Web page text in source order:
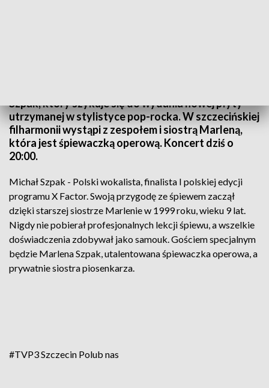
Szpak, który szykuje się do wydania nowej płyty
utrzymanej w stylistyce pop-rocka. W szczecińskiej
filharmonii wystąpi z zespołem i siostrą Marleną,
która jest śpiewaczką operową. Koncert dziś o
20:00.
Michał Szpak - Polski wokalista, finalista I polskiej edycji
programu X Factor. Swoją przygodę ze śpiewem zaczął
dzięki starszej siostrze Marlenie w 1999 roku, wieku 9 lat.
Nigdy nie pobierał profesjonalnych lekcji śpiewu, a wszelkie
doświadczenia zdobywał jako samouk. Gościem specjalnym
będzie Marlena Szpak, utalentowana śpiewaczka operowa, a
prywatnie siostra piosenkarza.
#TVP3 Szczecin Polub nas